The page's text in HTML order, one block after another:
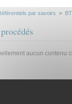
par savoirs >
aucun contenu